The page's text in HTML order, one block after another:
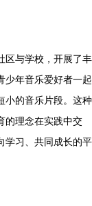
区与学校，开展了丰
少年音乐爱好者一起
小的音乐片段。这种
的理念在实践中交
学习、共同成长的平